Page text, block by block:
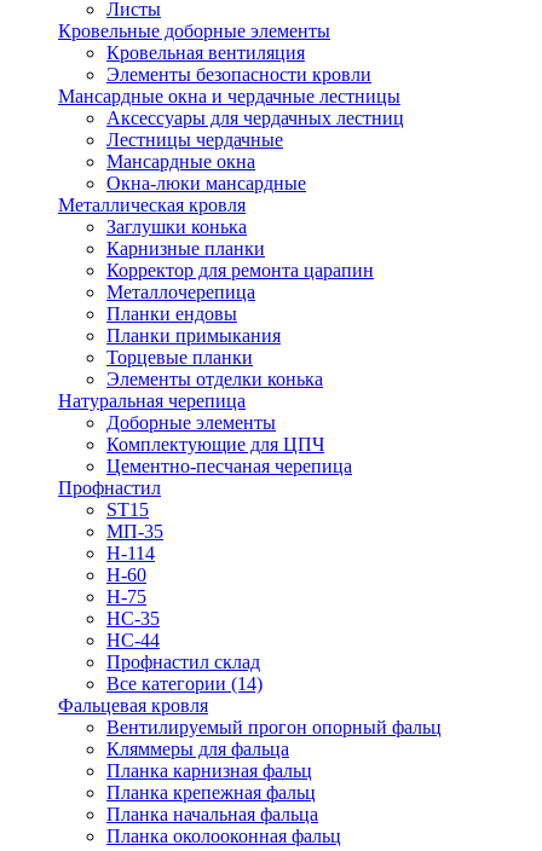
Листы
Кровельные доборные элементы
Кровельная вентиляция
Элементы безопасности кровли
Мансардные окна и чердачные лестницы
Аксессуары для чердачных лестниц
Лестницы чердачные
Мансардные окна
Окна-люки мансардные
Металлическая кровля
Заглушки конька
Карнизные планки
Корректор для ремонта царапин
Металлочерепица
Планки ендовы
Планки примыкания
Торцевые планки
Элементы отделки конька
Натуральная черепица
Доборные элементы
Комплектующие для ЦПЧ
Цементно-песчаная черепица
Профнастил
ST15
МП-35
Н-114
Н-60
Н-75
НС-35
НС-44
Профнастил склад
Все категории (14)
Фальцевая кровля
Вентилируемый прогон опорный фальц
Кляммеры для фальца
Планка карнизная фальц
Планка крепежная фальц
Планка начальная фальца
Планка околооконная фальц